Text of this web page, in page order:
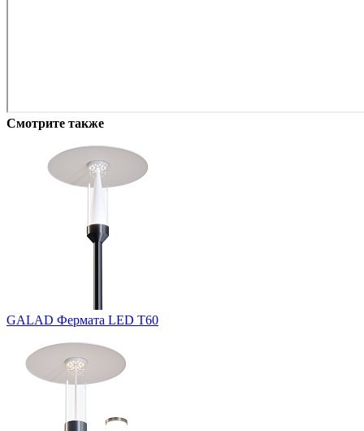
Смотрите также
GALAD Фермата LED Т60